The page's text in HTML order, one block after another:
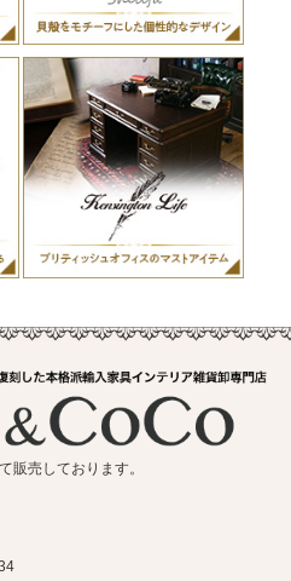
販売しております。